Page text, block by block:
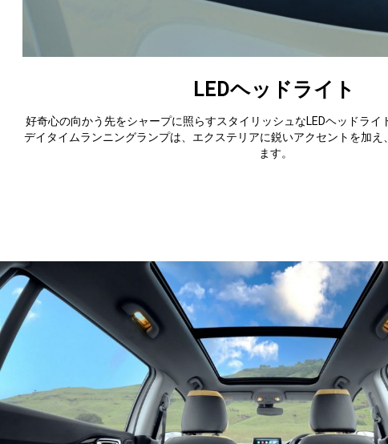
LEDヘッドライト
好奇心の向かう先をシャープに照らすスタイリッシュなLEDヘッドライ
デイタイムランニングランプは、エクステリアに鋭いアクセントを加
ます。